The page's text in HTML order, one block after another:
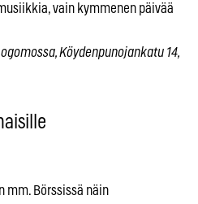
vain kymmenen päivää
Köydenpunojankatu 14,
mm. Börssissä näin